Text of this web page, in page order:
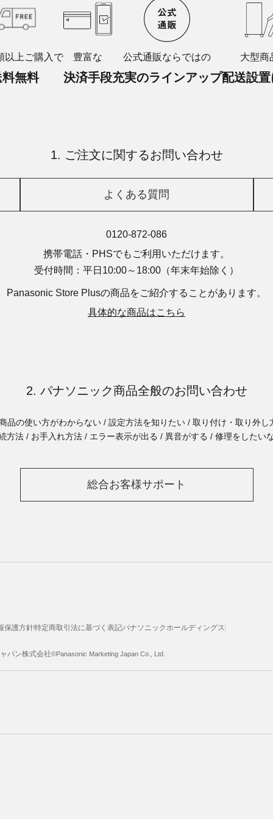
以上ご購入で
料無料
豊富な
決済手段
公式通販ならではの
充実のラインアップ
大型商
配送設
1. ご注文に関するお問い合わせ
よくある質問
0120-872-086
携帯電話・PHSでもご利用いただけます。
受付時間：平日10:00～18:00 （年末年始除く）
Panasonic Store Plusの商品をご紹介することがあります。
具体的な商品はこちら
2. パナソニック商品全般のお問い合わせ
品の使い方がわからない / 設定方法を知りたい / 取り付け・取り外し
方法 / お手入れ方法 / エラー表示が出る / 異音がする / 修理をしたい
総合お客様サポート
保護方針特定商取引法に基づく表記パナソニックホールディングス
パン株式会社©Panasonic Marketing Japan Co., Ltd.